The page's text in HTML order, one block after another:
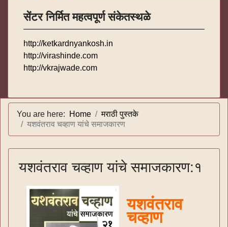
सेंटर निर्मित महत्वपूर्ण संकेतस्थळे
http://ketkardnyankosh.in
http://virashinde.com
http://vkrajwade.com
You are here: Home
मराठी पुस्तके
यशवंतराव चव्हाण यांचे समाजकारण
यशवंतराव चव्हाण यांचे समाजकारण:१
यशवंतराव
चव्हाण